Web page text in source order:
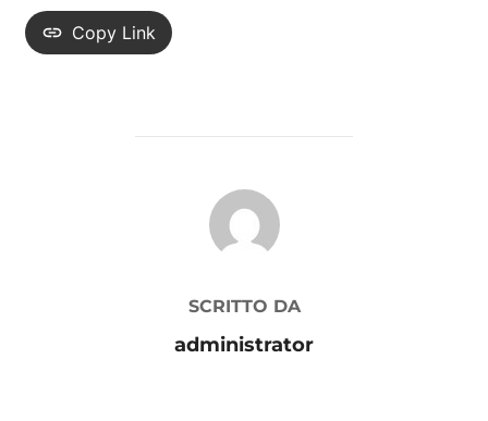
Copy Link
AUTORE DELL'ARTICOLO
SCRITTO DA
administrator